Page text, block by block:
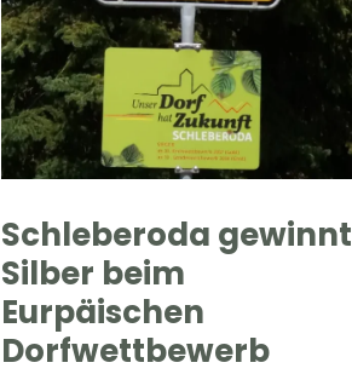
Schleberoda gewinnt
Silber beim
Eurpäischen
Dorfwettbewerb